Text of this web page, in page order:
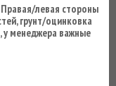
левая стороны
грунт/оцинковка
у менеджера важные